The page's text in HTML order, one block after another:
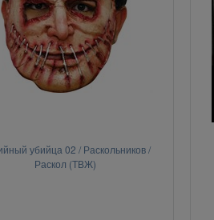
убийца 02 / Раскольников /
Раскол (ТВЖ)